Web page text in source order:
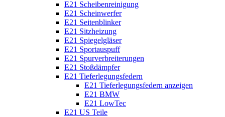
E21 Scheibenreinigung
E21 Scheinwerfer
E21 Seitenblinker
E21 Sitzheizung
E21 Spiegelgläser
E21 Sportauspuff
E21 Spurverbreiterungen
E21 Stoßdämpfer
E21 Tieferlegungsfedern
E21 Tieferlegungsfedern anzeigen
E21 BMW
E21 LowTec
E21 US Teile